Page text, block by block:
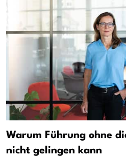
Warum Führung ohne
nicht gelingen kann